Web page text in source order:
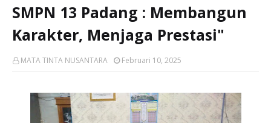
SMPN 13 Padang : Membangun
Karakter, Menjaga Prestasi"
MATA TINTA NUSANTARA Februari 10, 2025